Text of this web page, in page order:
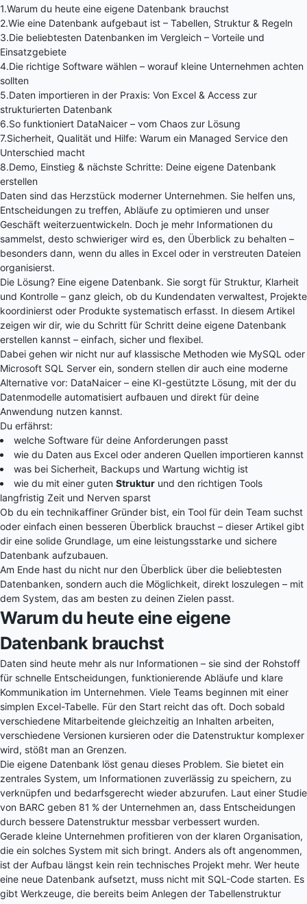
1.Warum du heute eine eigene Datenbank brauchst
2.Wie eine Datenbank aufgebaut ist – Tabellen, Struktur & Regeln
3.Die beliebtesten Datenbanken im Vergleich – Vorteile und
Einsatzgebiete
4.Die richtige Software wählen – worauf kleine Unternehmen achten
sollten
5.Daten importieren in der Praxis: Von Excel & Access zur
strukturierten Datenbank
6.So funktioniert DataNaicer – vom Chaos zur Lösung
7.Sicherheit, Qualität und Hilfe: Warum ein Managed Service den
Unterschied macht
8.Demo, Einstieg & nächste Schritte: Deine eigene Datenbank
erstellen
Daten sind das Herzstück moderner Unternehmen. Sie helfen uns,
Entscheidungen zu treffen, Abläufe zu optimieren und unser
Geschäft weiterzuentwickeln. Doch je mehr Informationen du
sammelst, desto schwieriger wird es, den Überblick zu behalten –
besonders dann, wenn du alles in Excel oder in verstreuten Dateien
organisierst.
Die Lösung? Eine eigene Datenbank. Sie sorgt für Struktur, Klarheit
und Kontrolle – ganz gleich, ob du Kundendaten verwaltest, Projekte
koordinierst oder Produkte systematisch erfasst. In diesem Artikel
zeigen wir dir, wie du Schritt für Schritt deine eigene Datenbank
erstellen kannst – einfach, sicher und flexibel.
Dabei gehen wir nicht nur auf klassische Methoden wie MySQL oder
Microsoft SQL Server ein, sondern stellen dir auch eine moderne
Alternative vor: DataNaicer – eine KI-gestützte Lösung, mit der du
Datenmodelle automatisiert aufbauen und direkt für deine
Anwendung nutzen kannst.
Du erfährst:
welche Software für deine Anforderungen passt
wie du Daten aus Excel oder anderen Quellen importieren kannst
was bei Sicherheit, Backups und Wartung wichtig ist
wie du mit einer guten Struktur und den richtigen Tools
langfristig Zeit und Nerven sparst
Ob du ein technikaffiner Gründer bist, ein Tool für dein Team suchst
oder einfach einen besseren Überblick brauchst – dieser Artikel gibt
dir eine solide Grundlage, um eine leistungsstarke und sichere
Datenbank aufzubauen.
Am Ende hast du nicht nur den Überblick über die beliebtesten
Datenbanken, sondern auch die Möglichkeit, direkt loszulegen – mit
dem System, das am besten zu deinen Zielen passt.
Warum du heute eine eigene
Datenbank brauchst
Daten sind heute mehr als nur Informationen – sie sind der Rohstoff
für schnelle Entscheidungen, funktionierende Abläufe und klare
Kommunikation im Unternehmen. Viele Teams beginnen mit einer
simplen Excel-Tabelle. Für den Start reicht das oft. Doch sobald
verschiedene Mitarbeitende gleichzeitig an Inhalten arbeiten,
verschiedene Versionen kursieren oder die Datenstruktur komplexer
wird, stößt man an Grenzen.
Die eigene Datenbank löst genau dieses Problem. Sie bietet ein
zentrales System, um Informationen zuverlässig zu speichern, zu
verknüpfen und bedarfsgerecht wieder abzurufen. Laut einer Studie
von BARC geben 81 % der Unternehmen an, dass Entscheidungen
durch bessere Datenstruktur messbar verbessert wurden.
Gerade kleine Unternehmen profitieren von der klaren Organisation,
die ein solches System mit sich bringt. Anders als oft angenommen,
ist der Aufbau längst kein rein technisches Projekt mehr. Wer heute
eine neue Datenbank aufsetzt, muss nicht mit SQL-Code starten. Es
gibt Werkzeuge, die bereits beim Anlegen der Tabellenstruktur